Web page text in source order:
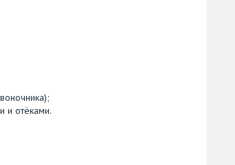
и отёками.